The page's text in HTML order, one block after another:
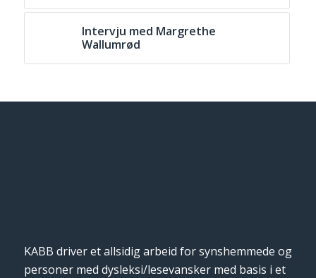
Intervju med Margrethe
Wallumrød
KABB driver et allsidig arbeid for synshemmede og
personer med dysleksi/lesevansker med basis i et